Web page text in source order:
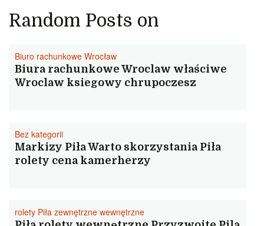
emską
Random Posts on
Biuro rachunkowe Wrocław
Biura rachunkowe Wroclaw właściwe
Wroclaw ksiegowy chrupoczesz
Bez kategorii
Markizy Piła Warto skorzystania Piła
rolety cena kamerherzy
rolety Piła zewnętrzne wewnętrzne